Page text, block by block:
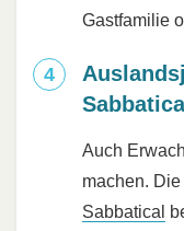
Gastfamilie
Auch
machen.
Sabbatical